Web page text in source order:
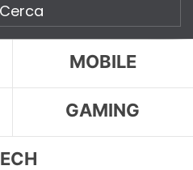
Cerca
MOBILE
GAMING